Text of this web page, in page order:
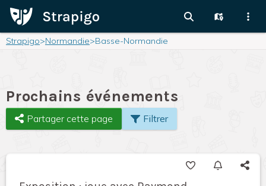
Strapigo>Normandie>Basse-Normandie
Prochains événements
Partager cette page Filtrer